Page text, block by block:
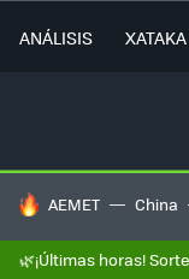
ANÁLISIS
HOY SE HABLA DE
AEMET China
🌿¡Últimas horas!